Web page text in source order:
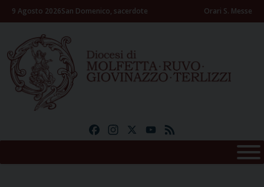
Skip9 Agosto 2026San Domenico, sacerdote Orari S. Messe
FacebookInstagramYouTube